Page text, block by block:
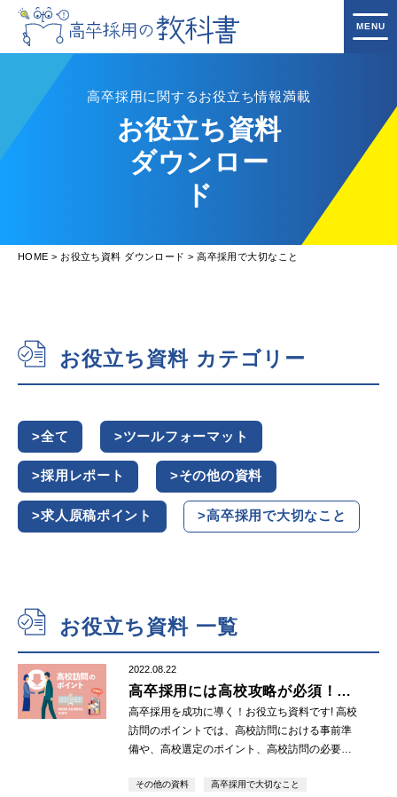
高卒採用に関するお役立ち情報満載
お役立ち資料
ダウンロー
ド
HOME お役立ち資料 ダウンロード 高卒採用で大切なこと
お役立ち資料 カテゴリー
全て ツールフォーマット
採用レポート その他の資料
求人原稿ポイント 高卒採用で大切なこと
お役立ち資料 一覧
2022.08.22
高卒採用には高校攻略が必須！高
校訪問のポイント集
高卒採用を成功に導く！お役立ち資料です! 高校
訪問のポイントでは、高校訪問における事前準
備や、高校選定のポイント、高校訪問の必要性
ド資料請求は以下のフォームより承っておりま
その他の資料 高卒採用で大切なこと